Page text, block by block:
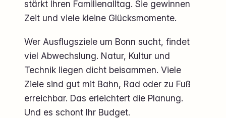
stärkt Ihren Familienalltag. Sie gewinnen
Zeit und viele kleine Glücksmomente.
Wer Ausflugsziele um Bonn sucht, findet
viel Abwechslung. Natur, Kultur und
Technik liegen dicht beisammen. Viele
Ziele sind gut mit Bahn, Rad oder zu Fuß
erreichbar. Das erleichtert die Planung.
Und es schont Ihr Budget.